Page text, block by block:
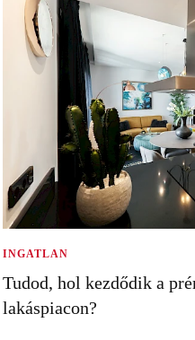
INGATLAN
Tudod, hol kezdődik a
lakáspiacon?